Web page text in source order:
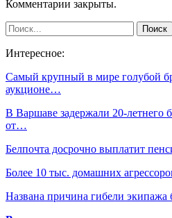
Комментарии закрыты.
Интересное:
Самый крупный в мире голубой
аукционе…
В Варшаве задержали 20-летнего
от…
Белпочта досрочно выплатит
Более 10 тыс. домашних
Названа причина гибели экипажа